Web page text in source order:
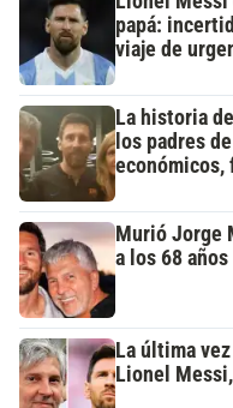
papá:
viaje de
La historia
los padres
Murió Jorge
a los 68 años
La última
Lionel